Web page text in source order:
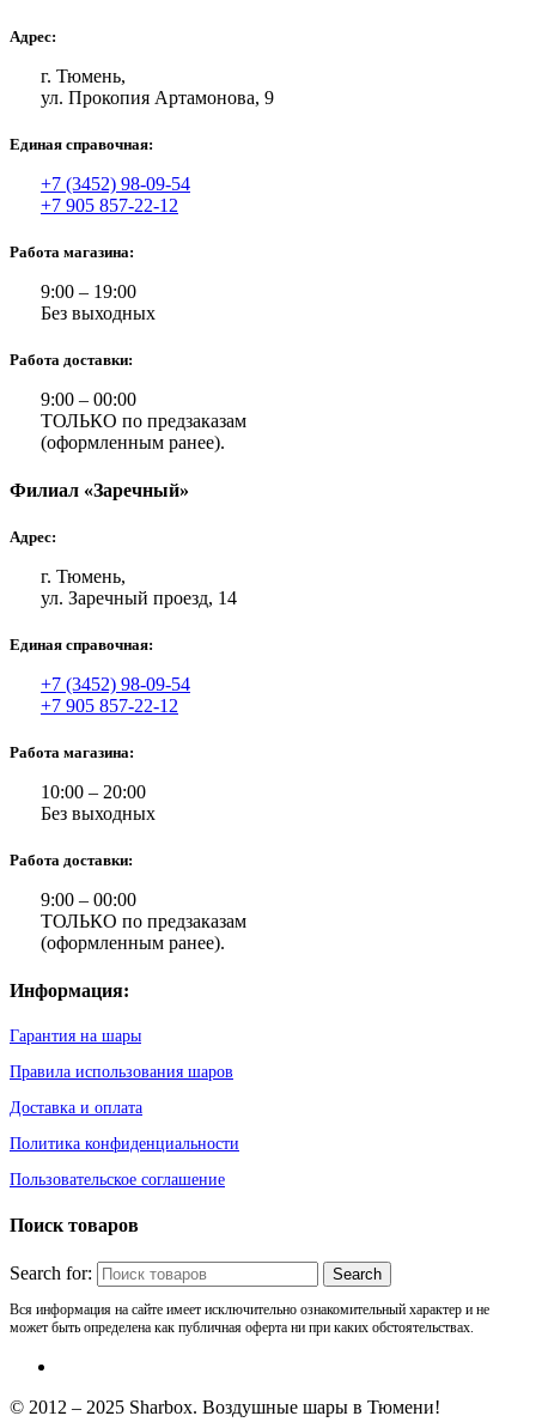
Адрес:
г. Тюмень,
ул. Прокопия Артамонова, 9
Единая справочная:
+7 (3452) 98-09-54
+7 905 857-22-12
Работа магазина:
9:00 – 19:00
Без выходных
Работа доставки:
9:00 – 00:00
ТОЛЬКО по предзаказам
(оформленным ранее).
Филиал «Заречный»
Адрес:
г. Тюмень,
ул. Заречный проезд, 14
Единая справочная:
+7 (3452) 98-09-54
+7 905 857-22-12
Работа магазина:
10:00 – 20:00
Без выходных
Работа доставки:
9:00 – 00:00
ТОЛЬКО по предзаказам
(оформленным ранее).
Информация:
Гарантия на шары
Правила использования шаров
Доставка и оплата
Политика конфиденциальности
Пользовательское соглашение
Поиск товаров
Search for:
Вся информация на сайте имеет исключительно ознакомительный характер и не
может быть определена как публичная оферта ни при каких обстоятельствах.
© 2012 – 2025 Sharbox. Воздушные шары в Тюмени!